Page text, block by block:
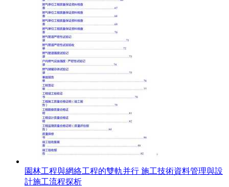
園林工程與網絡工程的雙軌并行 施工技術資料管理與設
計施工流程探析